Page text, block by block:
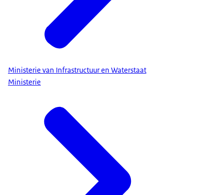
Ministerie van Infrastructuur en Waterstaat
Ministerie